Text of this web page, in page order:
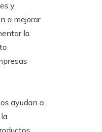
y
a mejorar
la
ayudan a